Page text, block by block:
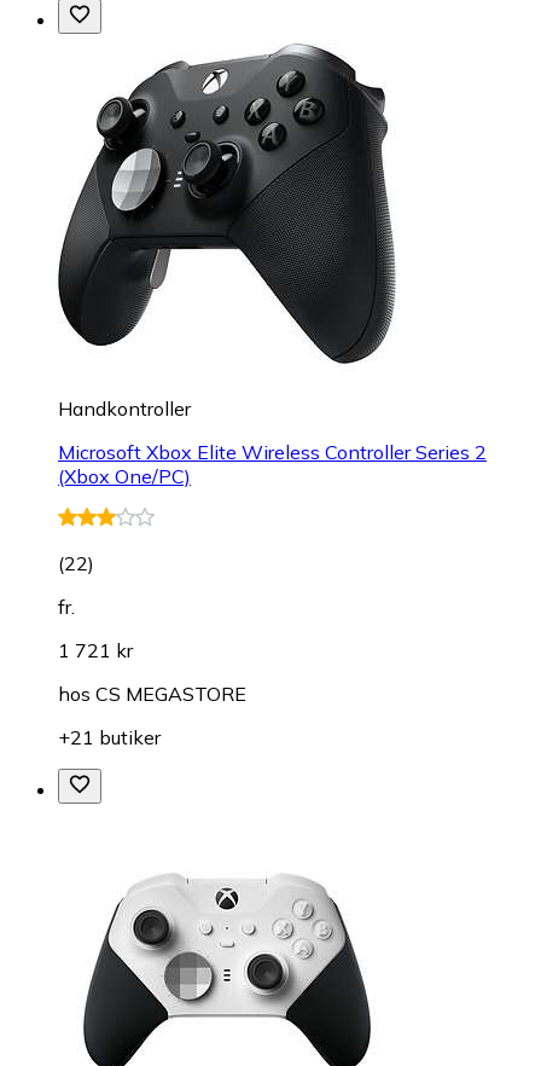
Handkontroller
Microsoft Xbox Elite Wireless Controller Series 2
(Xbox One/PC)
(22)
fr.
1 721 kr
hos CS MEGASTORE
+21 butiker